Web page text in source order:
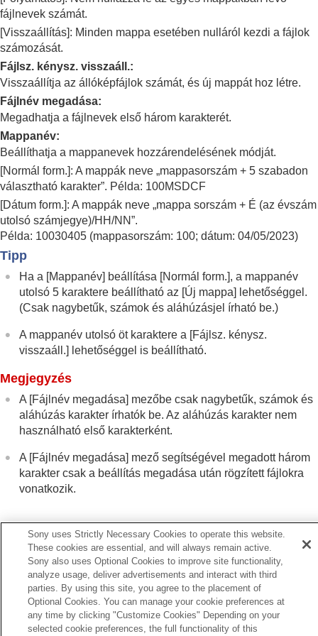
IPTC információk
Szerzői jog info.
Sorozatszám írása(állókép/mozgókép)
Hálózati beállítások
Kereső-/képernyő-beállítások
Tápellátási beállítások
USB-beállítások
Külső kimeneti beállítások
Okostelefonnal elérhető funkciók
Számítógép használata
A felhőszolgáltatás használata
Függelék
Ha problémába ütközik
fájlnevek számát.
[Visszaállítás]: Minden mappa esetében nulláról kezdi a fájlok
számozását.
Fájlsz. kénysz. visszaáll.:
Visszaállítja az állóképfájlok számát, és új mappát hoz létre.
Fájlnév megadása:
Megadhatja a fájlnevek első három karakterét.
Mappanév:
Beállíthatja a mappanevek hozzárendelésének módját.
[Normál form.]: A mappák neve „mappasorszám + 5 szabadon
választható karakter”. Példa: 100MSDCF
[Dátum form.]: A mappák neve „mappa sorszám + É (az évszám
utolsó számjegye)/HH/NN”.
Példa: 10030405 (mappasorszám: 100; dátum: 04/05/2023)
Tipp
Ha a [Mappanév] beállítása [Normál form.], a mappanév
utolsó 5 karaktere beállítható az [Új mappa] lehetőséggel.
(Csak nagybetűk, számok és aláhúzásjel írható be.)
A mappanév utolsó öt karaktere a [Fájlsz. kénysz.
visszaáll.] lehetőséggel is beállítható.
Megjegyzés
A [Fájlnév megadása] mezőbe csak nagybetűk, számok és
aláhúzás karakter írhatók be. Az aláhúzás karakter nem
használható első karakterként.
A [Fájlnév megadása] mező segítségével megadott három
karakter csak a beállítás megadása után rögzített fájlokra
vonatkozik.
Kapcsolódó témák
Új mappa
Fájlbeállítások
tárhely megj (állókép/mozgókép)
Sony uses Strictly Necessary Cookies to operate this website.
These cookies are essential, and will always remain active.
Sony also uses Optional Cookies to improve site functionality,
analyze usage, deliver advertisements and interact with third
parties. By using this site, you agree to the placement of
Optional Cookies. You can manage your cookie preferences at
any time by clicking "Customize Cookies" Depending on your
selected cookie preferences, the full functionality of this